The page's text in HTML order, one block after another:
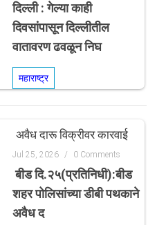
दिल्ली : गेल्या काही
दिवसांपासून दिल्लीतील
वातावरण ढवळून निघ
महाराष्ट्र
अवैध दारू विक्रीवर कारवाई
Jul 25, 2026 / 0 Comments
बीड दि.२५(प्रतिनिधी):बीड
शहर पोलिसांच्या डीबी पथकाने
अवैध द